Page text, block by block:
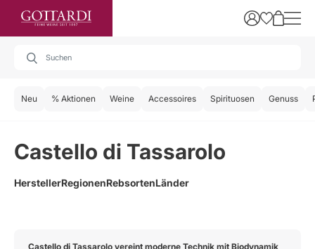
Neu % Aktionen Weine Accessoires Spirituosen Genuss
Castello di Tassarolo
HerstellerRegionenRebsortenLänder
Castello di Tassarolo vereint moderne Technik mit Biodynamik